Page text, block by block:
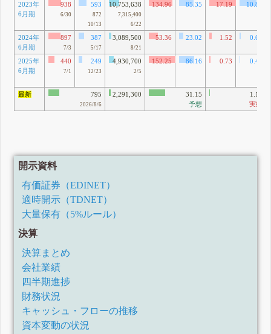
2023年
6月期
938
6/30
593
872
10/13
10,753,638
7,315,400
6/22
134.96 85.35 17.19 10.87
2024年
6月期
897
7/3
387
5/17
3,089,500
8/21
53.36 23.02 1.52 0.66
2025年
6月期
440
7/1
249
12/23
4,930,700
2/5
152.25 86.16 0.73 0.41
最新 795
2026/8/6
2,291,300
31.15
予想
1.13
実績
開示資料
有価証券（EDINET）
適時開示（TDNET）
大量保有（5%ルール）
決算
決算まとめ
会社業績
四半期進捗
財務状況
キャッシュ・フローの推移
資本変動の状況